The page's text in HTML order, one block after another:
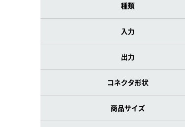
種類
入力
出力
コネクタ形状
商品サイズ